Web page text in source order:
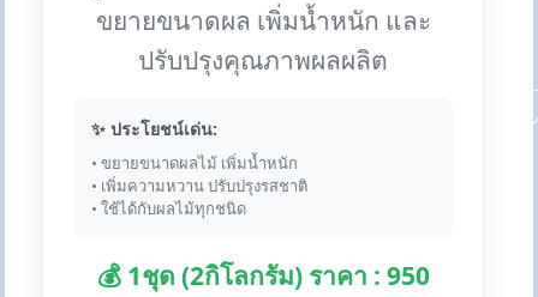
ขยายขนาดผล เพิ่มน้ำหนัก และ
ปรับปรุงคุณภาพผลผลิต
✨ ประโยชน์เด่น:
• ขยายขนาดผลไม้ เพิ่มน้ำหนัก
• เพิ่มความหวาน ปรับปรุงรสชาติ
• ใช้ได้กับผลไม้ทุกชนิด
💰 1ชุด (2กิโลกรัม) ราคา : 950